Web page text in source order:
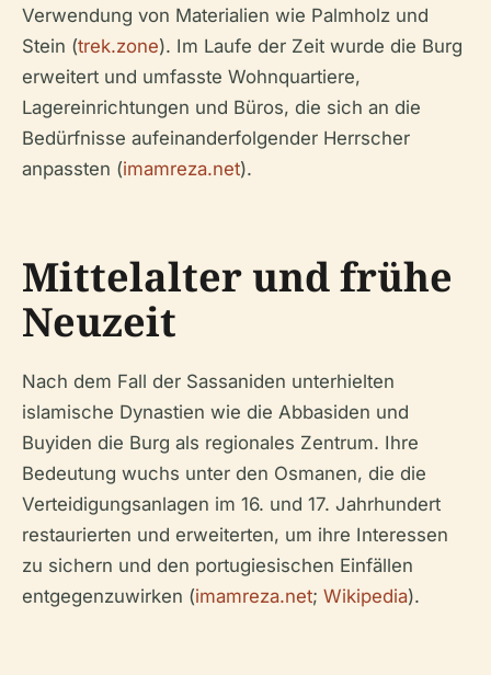
Verwendung von Materialien wie Palmholz und
Stein (trek.zone). Im Laufe der Zeit wurde die Burg
erweitert und umfasste Wohnquartiere,
Lagereinrichtungen und Büros, die sich an die
Bedürfnisse aufeinanderfolgender Herrscher
anpassten (imamreza.net).
Mittelalter und frühe
Neuzeit
Nach dem Fall der Sassaniden unterhielten
islamische Dynastien wie die Abbasiden und
Buyiden die Burg als regionales Zentrum. Ihre
Bedeutung wuchs unter den Osmanen, die die
Verteidigungsanlagen im 16. und 17. Jahrhundert
restaurierten und erweiterten, um ihre Interessen
zu sichern und den portugiesischen Einfällen
entgegenzuwirken (imamreza.net; Wikipedia).